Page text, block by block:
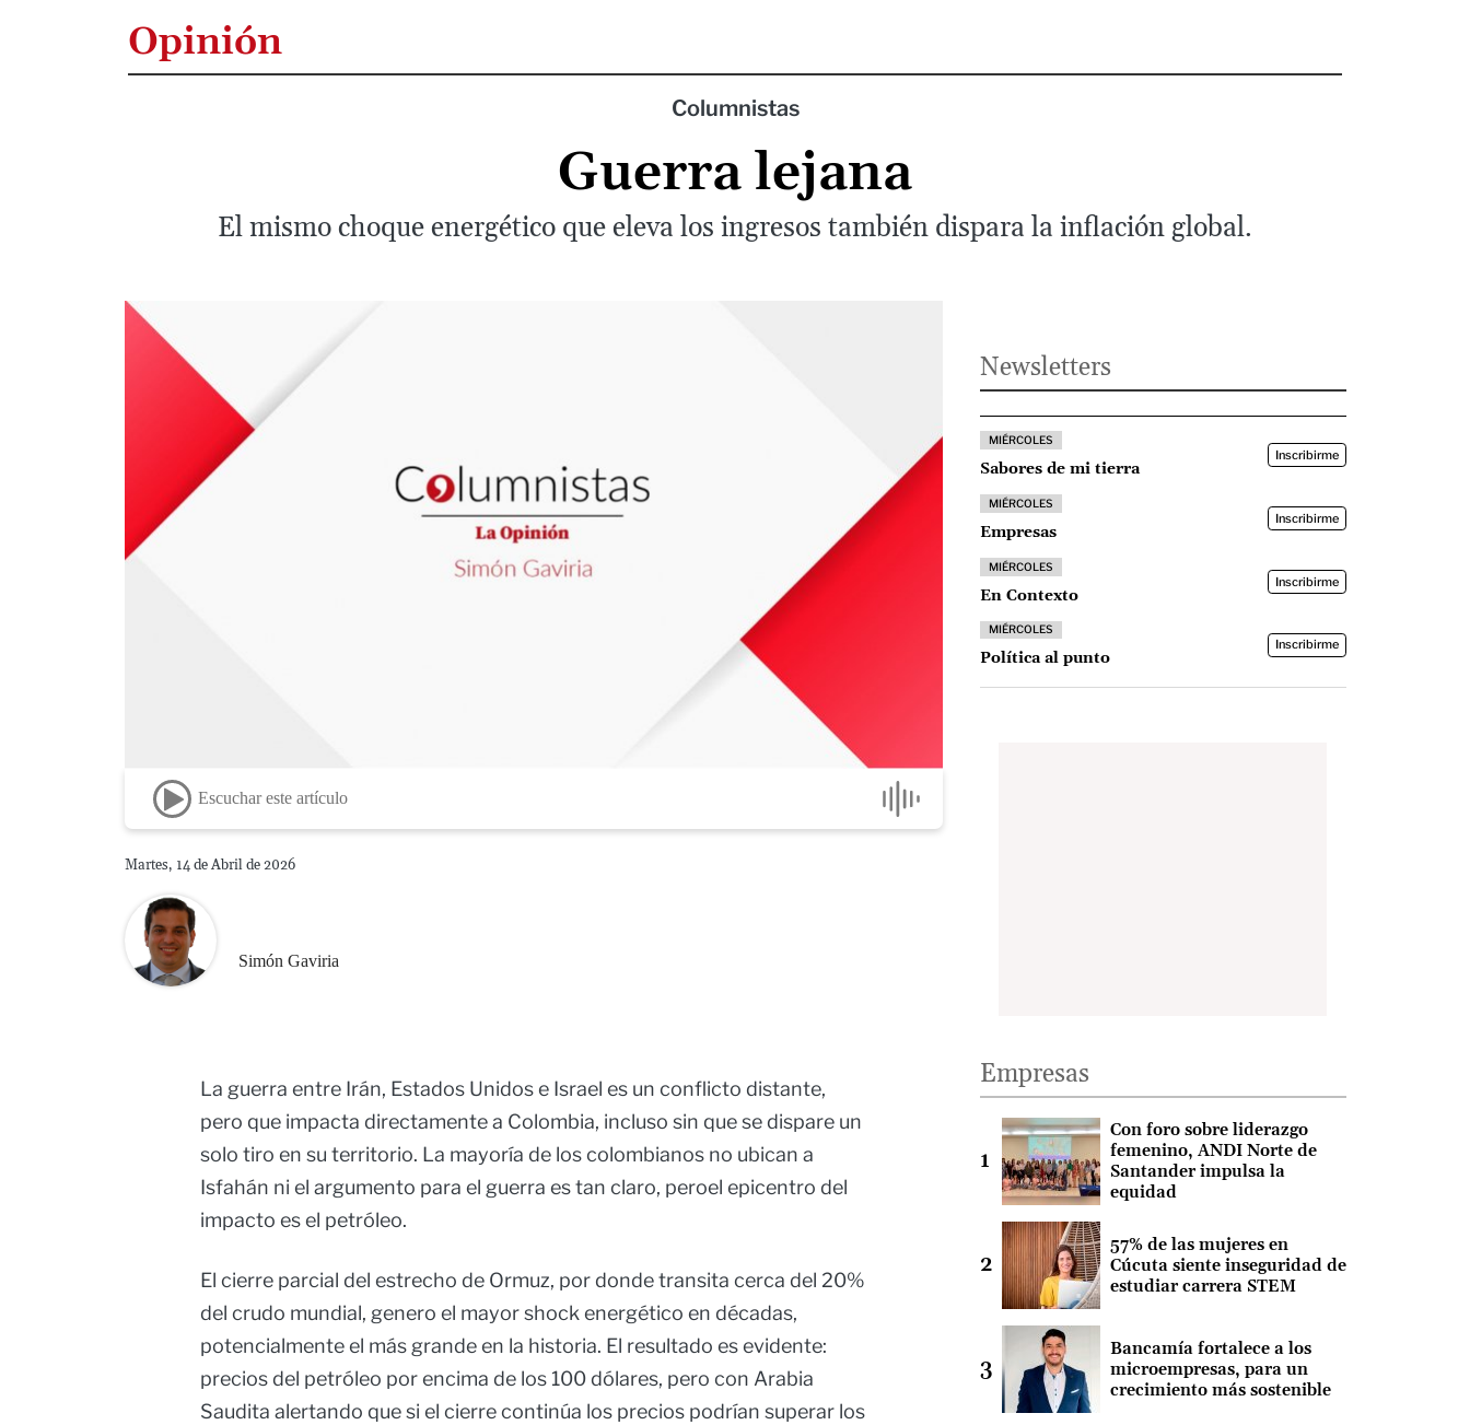
Opinión
Columnistas
Guerra lejana
El mismo choque energético que eleva los ingresos también dispara la inflación global.
Escuchar este artículo
Martes, 14 de Abril de 2026
Simón Gaviria
La guerra entre Irán, Estados Unidos e Israel es un conflicto distante,
pero que impacta directamente a Colombia, incluso sin que se dispare un
solo tiro en su territorio. La mayoría de los colombianos no ubican a
Isfahán ni el argumento para el guerra es tan claro, peroel epicentro del
impacto es el petróleo.
El cierre parcial del estrecho de Ormuz, por donde transita cerca del 20%
del crudo mundial, genero el mayor shock energético en décadas,
potencialmente el más grande en la historia. El resultado es evidente:
precios del petróleo por encima de los 100 dólares, pero con Arabia
Saudita alertando que si el cierre continúa los precios podrían superar los
Newsletters
MIÉRCOLES
Sabores de mi tierra
Inscribirme
MIÉRCOLES
Empresas
Inscribirme
MIÉRCOLES
En Contexto
Inscribirme
MIÉRCOLES
Política al punto
Inscribirme
Empresas
Con foro sobre liderazgo
femenino, ANDI Norte de
Santander impulsa la
equidad
57% de las mujeres en
Cúcuta siente inseguridad de
estudiar carrera STEM
Bancamía fortalece a los
microempresas, para un
crecimiento más sostenible